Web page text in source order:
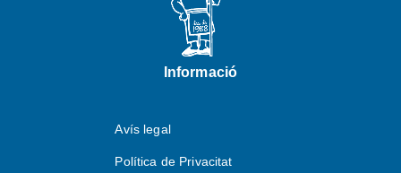
Informació
Avís legal
Política de Privacitat